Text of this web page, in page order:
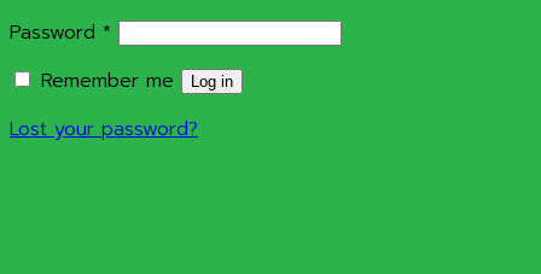
Password * Required
Remember me
Log in
Lost your password?